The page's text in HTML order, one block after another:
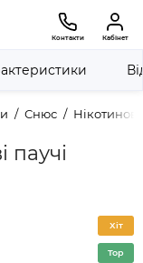
Контакти Кабінет
Снюс
паучі
Хіт
Top